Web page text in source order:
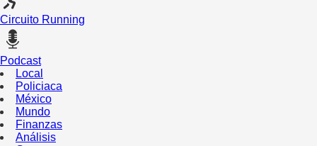
Circuito Running
Podcast
Local
Policiaca
México
Mundo
Finanzas
Análisis